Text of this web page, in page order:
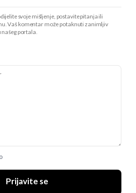
svoje mišljenje, postavite pitanja ili
Vaš komentar može potaknuti zanimljiv
portala.
Prijavite se